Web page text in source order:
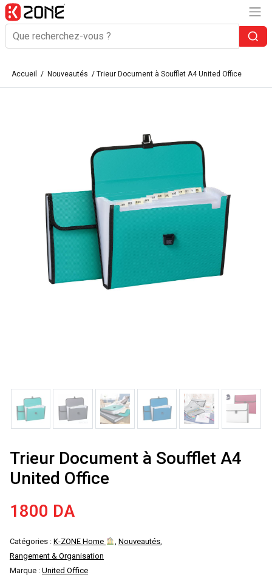
Accueil / Nouveautés / Trieur Document à Soufflet A4 United Office
Trieur Document à Soufflet A4
United Office
1800 DA
Catégories : K-ZONE Home , Nouveautés,
Rangement & Organisation
Marque : United Office